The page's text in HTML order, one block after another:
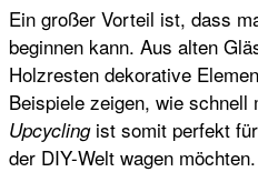
Ein großer Vorteil ist, dass
beginnen kann. Aus alten
Holzresten dekorative
Beispiele zeigen, wie schnell
Upcyclingist somit perfekt
der DIY-Welt wagen möchten.